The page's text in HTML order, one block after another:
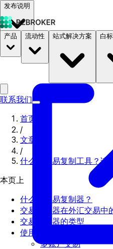
发布说明
文档 定价 B2STORE
产品 流动性 站式解决方案 白
联系我们
首页
/
文章
/
什么是交易复制工具？该
本页上
什么是交易复制器？
交易复制器在外汇交易中
交易复制器的类型
使用交易复制器的优势
多账户交易